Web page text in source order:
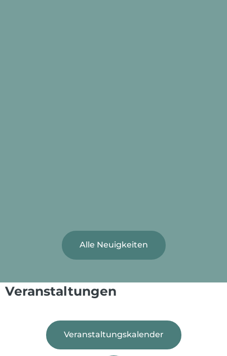
Alle Neuigkeiten
Veranstaltungen
Veranstaltungskalender